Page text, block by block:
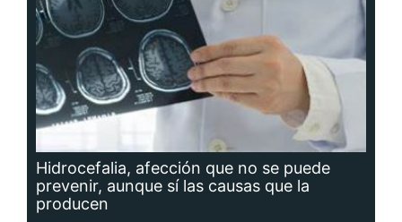
Hidrocefalia, afección que no se puede
prevenir, aunque sí las causas que la
producen